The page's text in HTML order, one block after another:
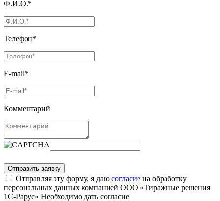
Ф.И.О.*
Телефон*
E-mail*
Комментарий
Отправляя эту форму, я даю согласие на обработку
персональных данных компанией ООО «Тиражные решения
1С-Рарус» Необходимо дать согласие